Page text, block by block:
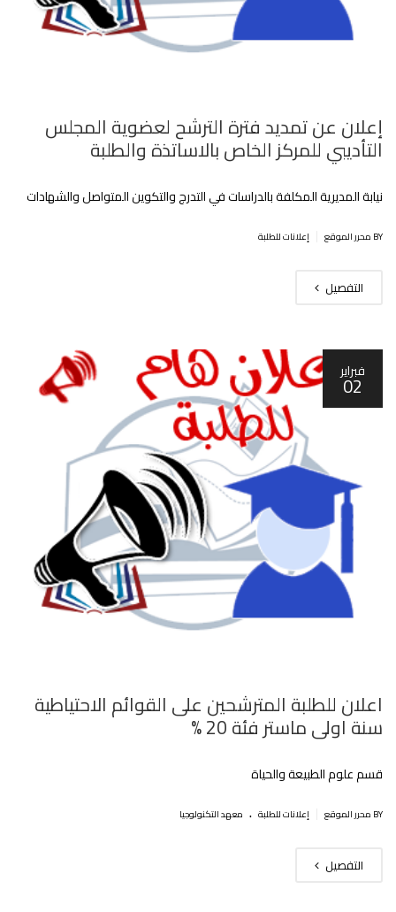
إعلان عن تمديد فترة الترشح لعضوية المجلس
التأديبي للمركز الخاص بالاساتذة والطلبة
نيابة المديرية المكلفة بالدراسات في التدرج والتكوين المتواصل والشهادات
BY محرر الموقع إعلانات للطلبة
التفصيل
فبراير
02
اعلان للطلبة المترشحين على القوائم الاحتياطية
سنة اولى ماستر فئة 20 %
قسم علوم الطبيعة والحياة
BY محرر الموقع إعلانات للطلبة . معهد التكنولوجيا
التفصيل